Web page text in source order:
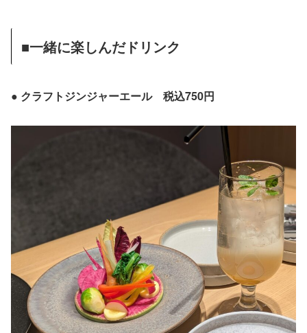
■一緒に楽しんだドリンク
● クラフトジンジャーエール 税込750円